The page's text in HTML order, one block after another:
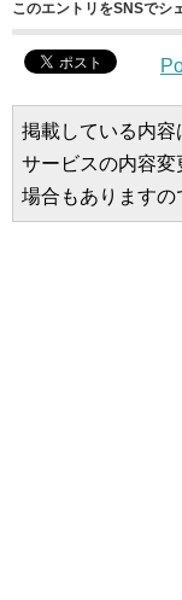
このエントリをSNSでシ
掲載している内
サービスの内容
場合もありますの